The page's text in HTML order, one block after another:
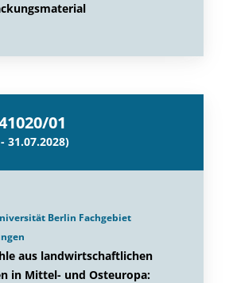
01
31.07.2028)
Berlin Fachgebiet
aus landwirtschaftlichen
in Mittel- und Osteuropa: